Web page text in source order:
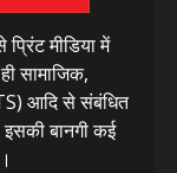
मीडिया में
सामाजिक,
आदि से संबंधित
बानगी कई